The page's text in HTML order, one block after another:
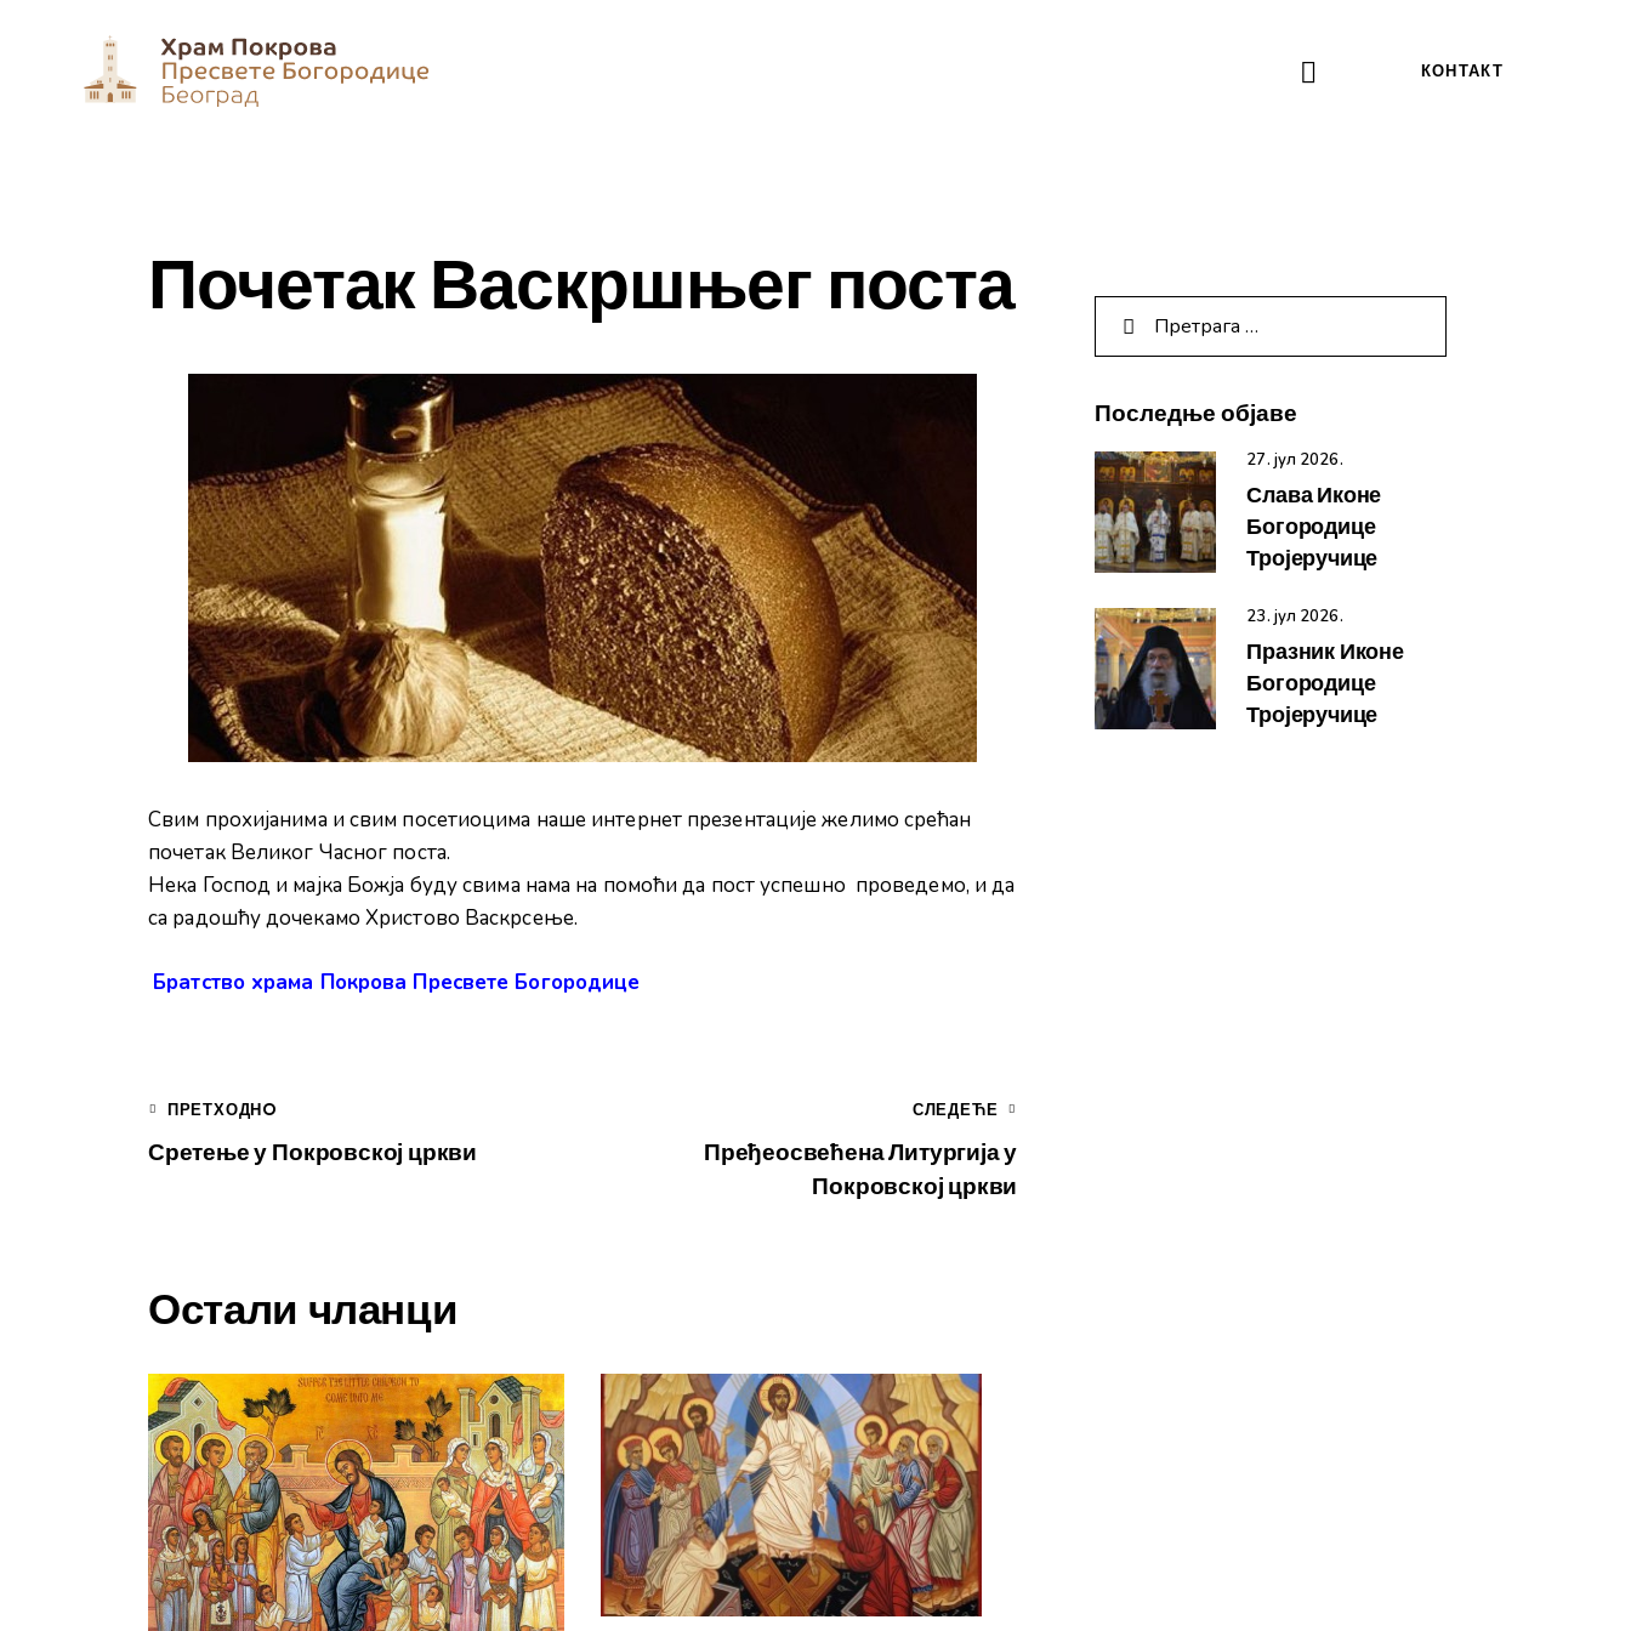
КОНТАКТ
Почетак Васкршњег поста
Свим прохијанима и свим посетиоцима наше интернет презентације желимо срећан
почетак Великог Часног поста.
Нека Господ и мајка Божја буду свима нама на помоћи да пост успешно проведемо, и да
са радошћу дочекамо Христово Васкрсење.
Братство храма Покрова Пресвете Богородице
ПРЕТХОДНO
Сретење у Покровској цркви
СЛЕДЕЋЕ
Пређеосвећена Литургија у
Покровској цркви
Остали чланци
Последње објаве
27. јул 2026.
Слава Иконе
Богородице
Тројеручице
23. јул 2026.
Празник Иконе
Богородице
Тројеручице